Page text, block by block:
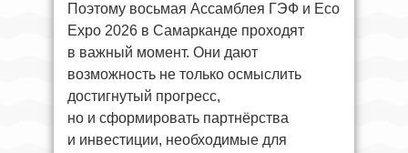
Поэтому восьмая Ассамблея ГЭФ и Eco
Expo 2026 в Самарканде проходят
в важный момент. Они дают
возможность не только осмыслить
достигнутый прогресс,
но и сформировать партнёрства
и инвестиции, необходимые для